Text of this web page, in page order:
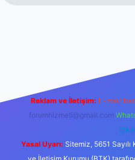
Reklam ve İletişim: E-mail:
forumhizmeti@gmail.com
Yasal Uyarı: Sitemiz, 5651